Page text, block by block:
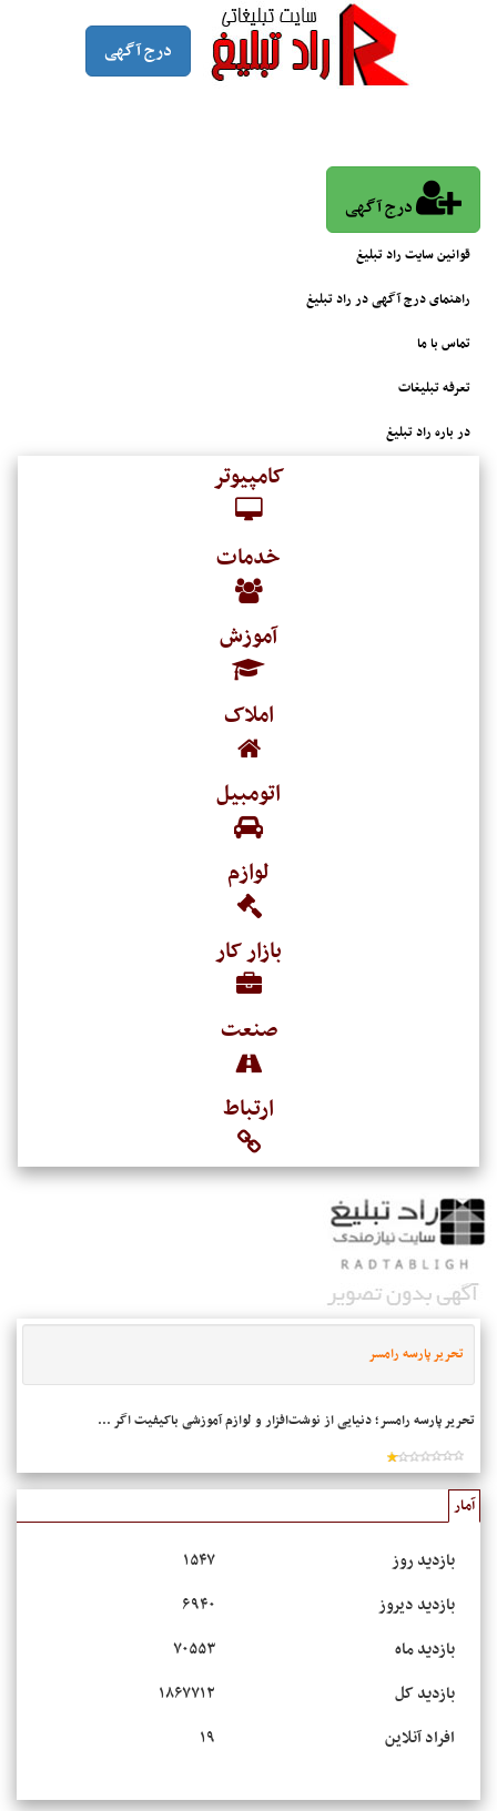
درج آگهی
درج آگهی
قوانین سایت راد تبلیغ
راهنمای درج آگهی در راد تبلیغ
تماس با ما
تعرفه تبلیغات
در باره راد تبلیغ
کامپیوتر
خدمات
آموزش
املاک
اتومبیل
لوازم
بازار کار
صنعت
ارتباط
تحریر پارسه رامسر
تحریر پارسه رامسر؛ دنیایی از نوشت‌افزار و لوازم آموزشی باکیفیت اگر ...
آمار
بازدید روز
۱۵۴۷
بازدید دیروز
۶۹۴۰
بازدید ماه
۷۰۵۵۳
بازدید کل
۱۸۶۷۷۱۲
افراد آنلاین
۱۹